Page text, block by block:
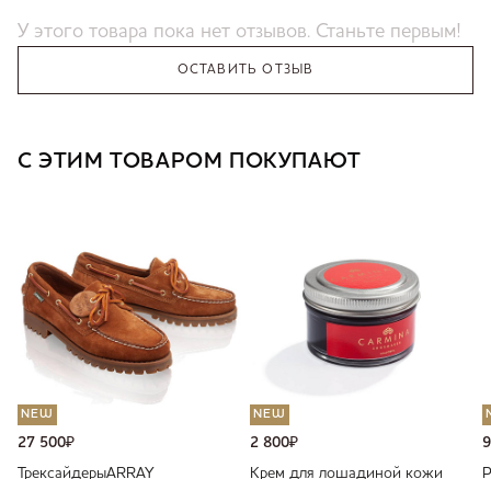
У этого товара пока нет отзывов. Станьте первым!
ОСТАВИТЬ ОТЗЫВ
С ЭТИМ ТОВАРОМ ПОКУПАЮТ
NEW
27 500₽
ТрексайдерыARRAY
NEW
2 800₽
Крем для лошадиной кожи